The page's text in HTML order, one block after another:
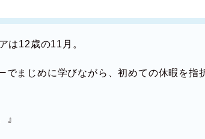
は12歳の11月。
でまじめに学びながら、初めての休暇を指
』